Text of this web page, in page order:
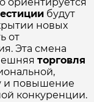
будут
новых
от
Эта смена
торговля
и повышение
конкуренции.